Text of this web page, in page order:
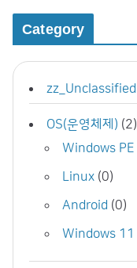
Category
zz_Unclassified
OS(운영체제) (2)
Windows PE
Linux (0)
Android (0)
Windows 11